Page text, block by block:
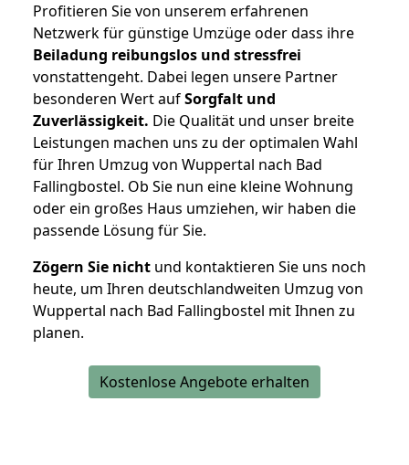
Profitieren Sie von unserem erfahrenen
Netzwerk für günstige Umzüge oder dass ihre
Beiladung reibungslos und stressfrei
vonstattengeht. Dabei legen unsere Partner
besonderen Wert aufSorgfalt und
Zuverlässigkeit. Die Qualität und unser breite
Leistungen machen uns zu der optimalen Wahl
für Ihren Umzug von Wuppertal nach Bad
Fallingbostel. Ob Sie nun eine kleine Wohnung
oder ein großes Haus umziehen, wir haben die
passende Lösung für Sie.
Zögern Sie nicht und kontaktieren Sie uns noch
heute, um Ihren deutschlandweiten Umzug von
Wuppertal nach Bad Fallingbostel mit Ihnen zu
planen.
Kostenlose Angebote erhalten